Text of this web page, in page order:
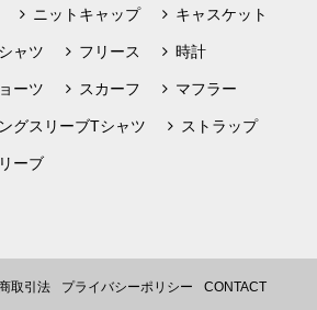
ニットキャップ キャスケット
ャツ フリース 時計
ーツ スカーフ マフラー
グスリーブTシャツ ストラップ
ーブ
取引法 プライバシーポリシー CONTACT